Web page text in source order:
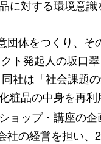
に対する環境意
団体をつくり、そ
ト発起人の坂口
社は「社会課題
粧品の中身を再利
ョップ・講座の
の経営を担い、